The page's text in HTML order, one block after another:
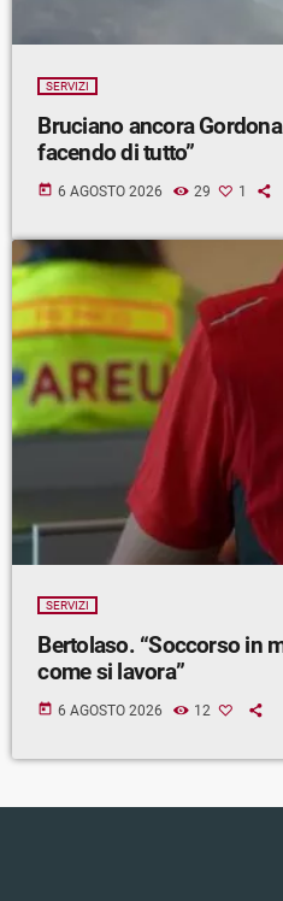
SERVIZI
Bruciano ancora
facendo di tutto”
today 6 AGOSTO 2026 29 1
SERVIZI
Bertolaso. “Soccorso in
come si lavora”
today 6 AGOSTO 2026 12